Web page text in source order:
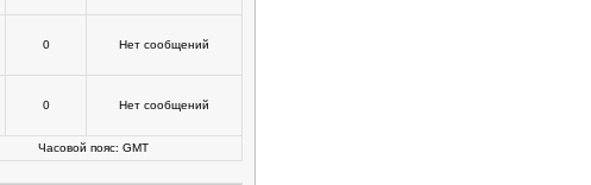
0 Нет сообщений
0 Нет сообщений
Часовой пояс: GMT